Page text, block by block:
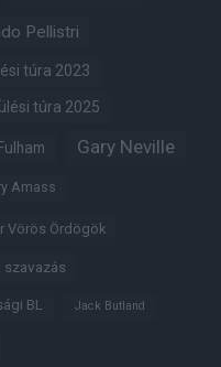
Pellistri
túra 2023
túra 2025
Gary Neville
Amass
Vörös Ördögök
szavazás
BL Jack Butland